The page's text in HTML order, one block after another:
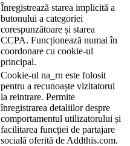
Înregistrează starea implicită a
butonului a categoriei
corespunzătoare și starea
CCPA. Funcționează numai în
coordonare cu cookie-ul
principal.
Cookie-ul na_rn este folosit
pentru a recunoaște vizitatorul
la reintrare. Permite
înregistrarea detaliilor despre
comportamentul utilizatorului și
facilitarea funcției de partajare
socială oferită de Addthis.com.